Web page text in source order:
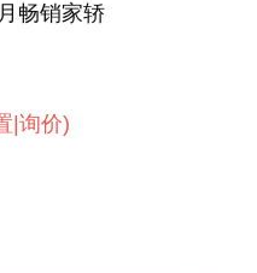
畅销家轿
|询价)